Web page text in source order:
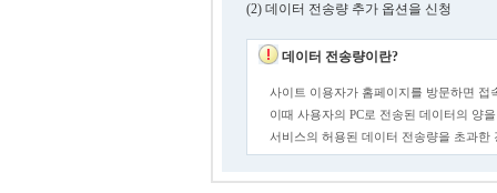
(2) 데이터 전송량 추가 옵션을 신청
데이터 전송량이란?
사이트 이용자가 홈페이지를 방문하면 접
이때 사용자의 PC로 전송된 데이터의 양
서비스의 허용된 데이터 전송량을 초과